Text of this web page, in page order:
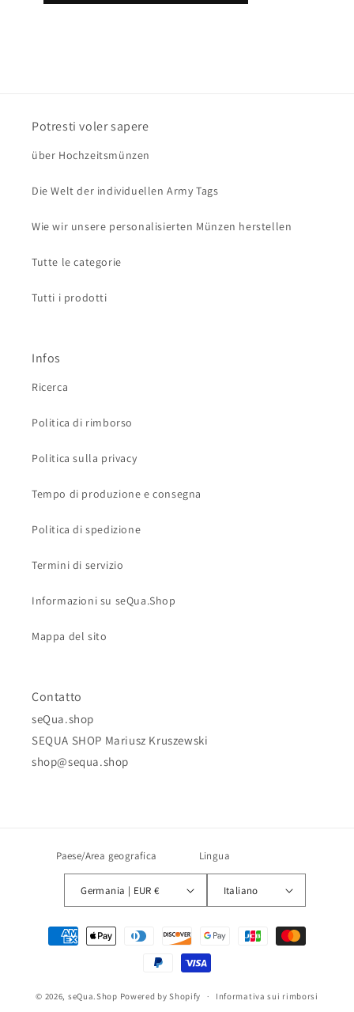
Potresti voler sapere
über Hochzeitsmünzen
Die Welt der individuellen Army Tags
Wie wir unsere personalisierten Münzen herstellen
Tutte le categorie
Tutti i prodotti
Infos
Ricerca
Politica di rimborso
Politica sulla privacy
Tempo di produzione e consegna
Politica di spedizione
Termini di servizio
Informazioni su seQua.Shop
Mappa del sito
Contatto
seQua.shop
SEQUA SHOP Mariusz Kruszewski
shop@sequa.shop
Paese/Area geografica
Germania | EUR €
Lingua
Italiano
Metodi
© 2026, seQua.Shop Powered by Shopify Informativa sui rimborsi